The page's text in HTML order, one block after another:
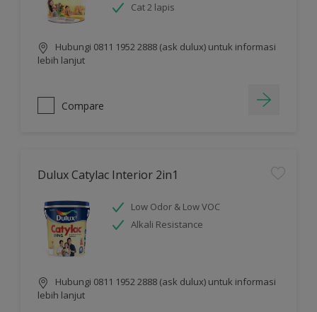
Cat 2 lapis
Hubungi 0811 1952 2888 (ask dulux) untuk informasi
lebih lanjut
Compare
Dulux Catylac Interior 2in1
Low Odor & Low VOC
Alkali Resistance
Hubungi 0811 1952 2888 (ask dulux) untuk informasi
lebih lanjut